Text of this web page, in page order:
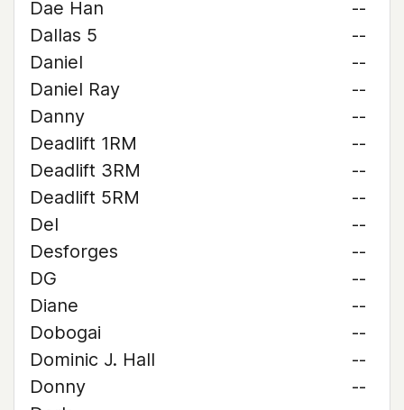
Dae Han
--
Dallas 5
--
Daniel
--
Daniel Ray
--
Danny
--
Deadlift 1RM
--
Deadlift 3RM
--
Deadlift 5RM
--
Del
--
Desforges
--
DG
--
Diane
--
Dobogai
--
Dominic J. Hall
--
Donny
--